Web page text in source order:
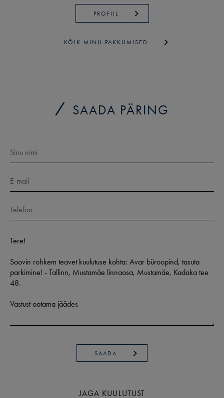
PROFIIL
KÕIK MINU PAKKUMISED
SAADA PÄRING
SAADA
JAGA KUULUTUST